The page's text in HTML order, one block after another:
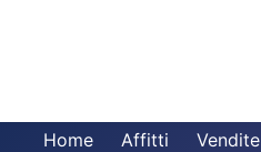
Home Affitti Vendite